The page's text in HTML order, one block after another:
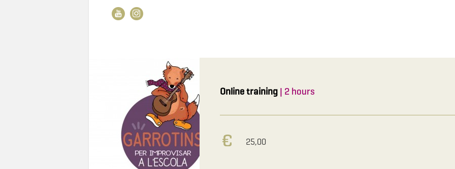
Online training | 2 hours
25,00